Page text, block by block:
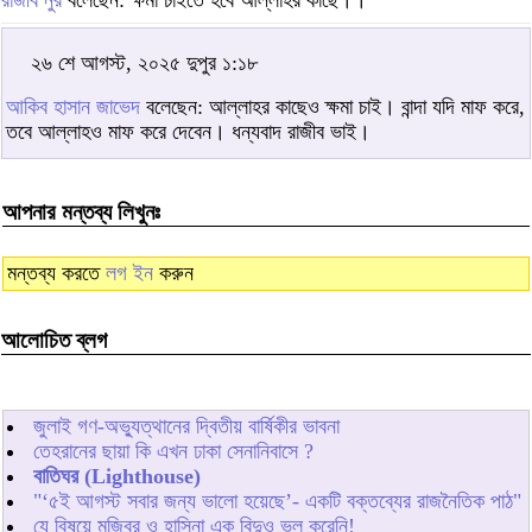
২৬ শে আগস্ট, ২০২৫ দুপুর ১:১৮
আকিব হাসান জাভেদ বলেছেন: আল্লাহর কাছেও ক্ষমা চাই। বান্দা যদি মাফ করে,
তবে আল্লাহও মাফ করে দেবেন। ধন্যবাদ রাজীব ভাই।
আপনার মন্তব্য লিখুনঃ
মন্তব্য করতে লগ ইন করুন
আলোচিত ব্লগ
জুলাই গণ-অভ্যুত্থানের দ্বিতীয় বার্ষিকীর ভাবনা
তেহরানের ছায়া কি এখন ঢাকা সেনানিবাসে ?
বাতিঘর (Lighthouse)
"‘৫ই আগস্ট সবার জন্য ভালো হয়েছে’- একটি বক্তব্যের রাজনৈতিক পাঠ"
যে বিষয়ে মজিবর ও হাসিনা এক বিন্দুও ভুল করেনি!